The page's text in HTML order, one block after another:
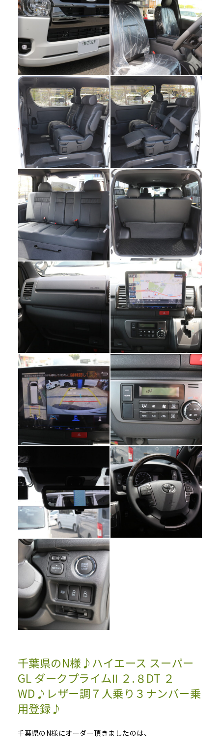
千葉県のN様♪ハイエース スーパー
GL ダークプライムⅡ ２.８DT ２
WD♪レザー調７人乗り３ナンバー乗
用登録♪
千葉県のN様にオーダー頂きましたのは、